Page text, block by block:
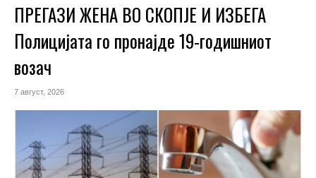
ПРЕГАЗИ ЖЕНА ВО СКОПЈЕ И ИЗБЕГА
Полицијата го пронајде 19-годишниот
возач
7 август, 2026